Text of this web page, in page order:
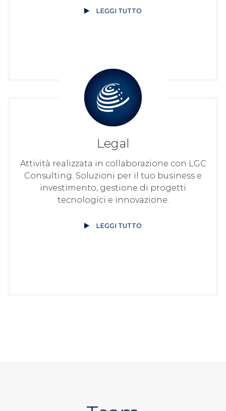
LEGGI TUTTO
Legal
Attività realizzata in collaborazione con LGC
Consulting. Soluzioni per il tuo business e
investimento, gestione di progetti
tecnologici e innovazione.
LEGGI TUTTO